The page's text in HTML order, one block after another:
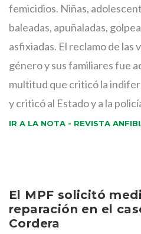
femicidios. Niñas,
baleadas, apuñaladas,
asfixiadas. El reclamo de las
género y sus familiares fue
multitud que criticó la
y criticó al Estado y a la
IR A LA NOTA - REVISTA
El MPF solicitó
reparación en el
Cordera